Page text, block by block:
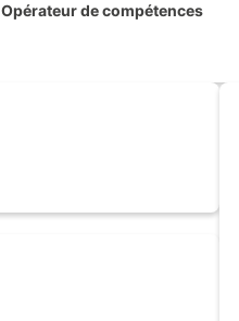
Opérateur de compétences